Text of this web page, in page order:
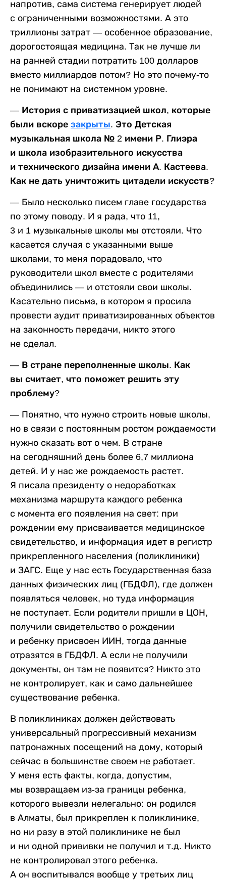
напротив, сама система генерирует людей
с ограниченными возможностями. А это
триллионы затрат — особенное образование,
дорогостоящая медицина. Так не лучше ли
на ранней стадии потратить 100 долларов
вместо миллиардов потом? Но это почему-то
не понимают на системном уровне.
— История с приватизацией школ, которые
были вскоре закрыты. Это Детская
музыкальная школа № 2 имени Р. Глиэра
и школа изобразительного искусства
и технического дизайна имени А. Кастеева.
Как не дать уничтожить цитадели искусств?
— Было несколько писем главе государства
по этому поводу. И я рада, что 11,
3 и 1 музыкальные школы мы отстояли. Что
касается случая с указанными выше
школами, то меня порадовало, что
руководители школ вместе с родителями
объединились — и отстояли свои школы.
Касательно письма, в котором я просила
провести аудит приватизированных объектов
на законность передачи, никто этого
не сделал.
— В стране переполненные школы. Как
вы считает, что поможет решить эту
проблему?
— Понятно, что нужно строить новые школы,
но в связи с постоянным ростом рождаемости
нужно сказать вот о чем. В стране
на сегодняшний день более 6,7 миллиона
детей. И у нас же рождаемость растет.
Я писала президенту о недоработках
механизма маршрута каждого ребенка
с момента его появления на свет: при
рождении ему присваивается медицинское
свидетельство, и информация идет в регистр
прикрепленного населения (поликлиники)
и ЗАГС. Еще у нас есть Государственная база
данных физических лиц (ГБДФЛ), где должен
появляться человек, но туда информация
не поступает. Если родители пришли в ЦОН,
получили свидетельство о рождении
и ребенку присвоен ИИН, тогда данные
отразятся в ГБДФЛ. А если не получили
документы, он там не появится? Никто это
не контролирует, как и само дальнейшее
существование ребенка.
В поликлиниках должен действовать
универсальный прогрессивный механизм
патронажных посещений на дому, который
сейчас в большинстве своем не работает.
У меня есть факты, когда, допустим,
мы возвращаем из-за границы ребенка,
которого вывезли нелегально: он родился
в Алматы, был прикреплен к поликлинике,
но ни разу в этой поликлинике не был
и ни одной прививки не получил и т.д. Никто
не контролировал этого ребенка.
А он воспитывался вообще у третьих лиц